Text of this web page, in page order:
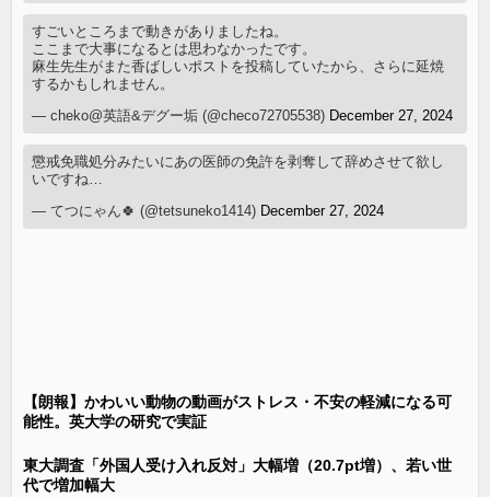
すごいところまで動きがありましたね。
ここまで大事になるとは思わなかったです。
麻生先生がまた香ばしいポストを投稿していたから、さらに延焼
するかもしれません。
— cheko@英語&デグー垢 (@checo72705538) December 27, 2024
懲戒免職処分みたいにあの医師の免許を剥奪して辞めさせて欲し
いですね…
— てつにゃん🍀 (@tetsuneko1414) December 27, 2024
【朗報】かわいい動物の動画がストレス・不安の軽減になる可
能性。英大学の研究で実証
東大調査「外国人受け入れ反対」大幅増（20.7pt増）、若い世
代で増加幅大